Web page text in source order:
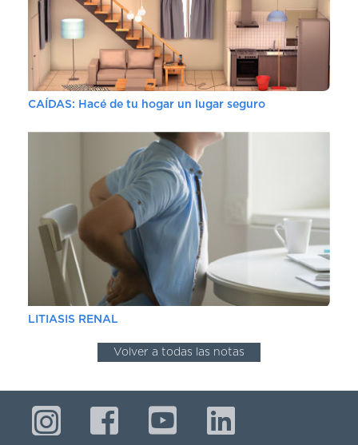
CAÍDAS: Hacé de tu hogar un lugar seguro
LITIASIS RENAL
Volver a todas las notas